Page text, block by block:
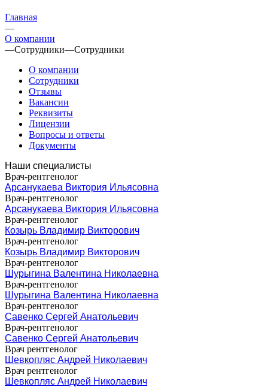
Главная
—
О компании
—Сотрудники—Сотрудники
О компании
Сотрудники
Отзывы
Вакансии
Реквизиты
Лицензии
Вопросы и ответы
Документы
Наши специалисты
Врач-рентгенолог
Арсанукаева Виктория Ильясовна
Врач-рентгенолог
Арсанукаева Виктория Ильясовна
Врач-рентгенолог
Козырь Владимир Викторович
Врач-рентгенолог
Козырь Владимир Викторович
Врач-рентгенолог
Шурыгина Валентина Николаевна
Врач-рентгенолог
Шурыгина Валентина Николаевна
Врач-рентгенолог
Савенко Сергей Анатольевич
Врач-рентгенолог
Савенко Сергей Анатольевич
Врач рентгенолог
Шевкопляс Андрей Николаевич
Врач рентгенолог
Шевкопляс Андрей Николаевич